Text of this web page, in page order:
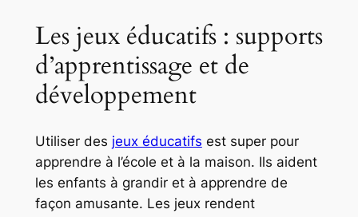
Les jeux éducatifs : supports
d’apprentissage et de
développement
Utiliser des jeux éducatifs est super pour
apprendre à l’école et à la maison. Ils aident
les enfants à grandir et à apprendre de
façon amusante. Les jeux rendent